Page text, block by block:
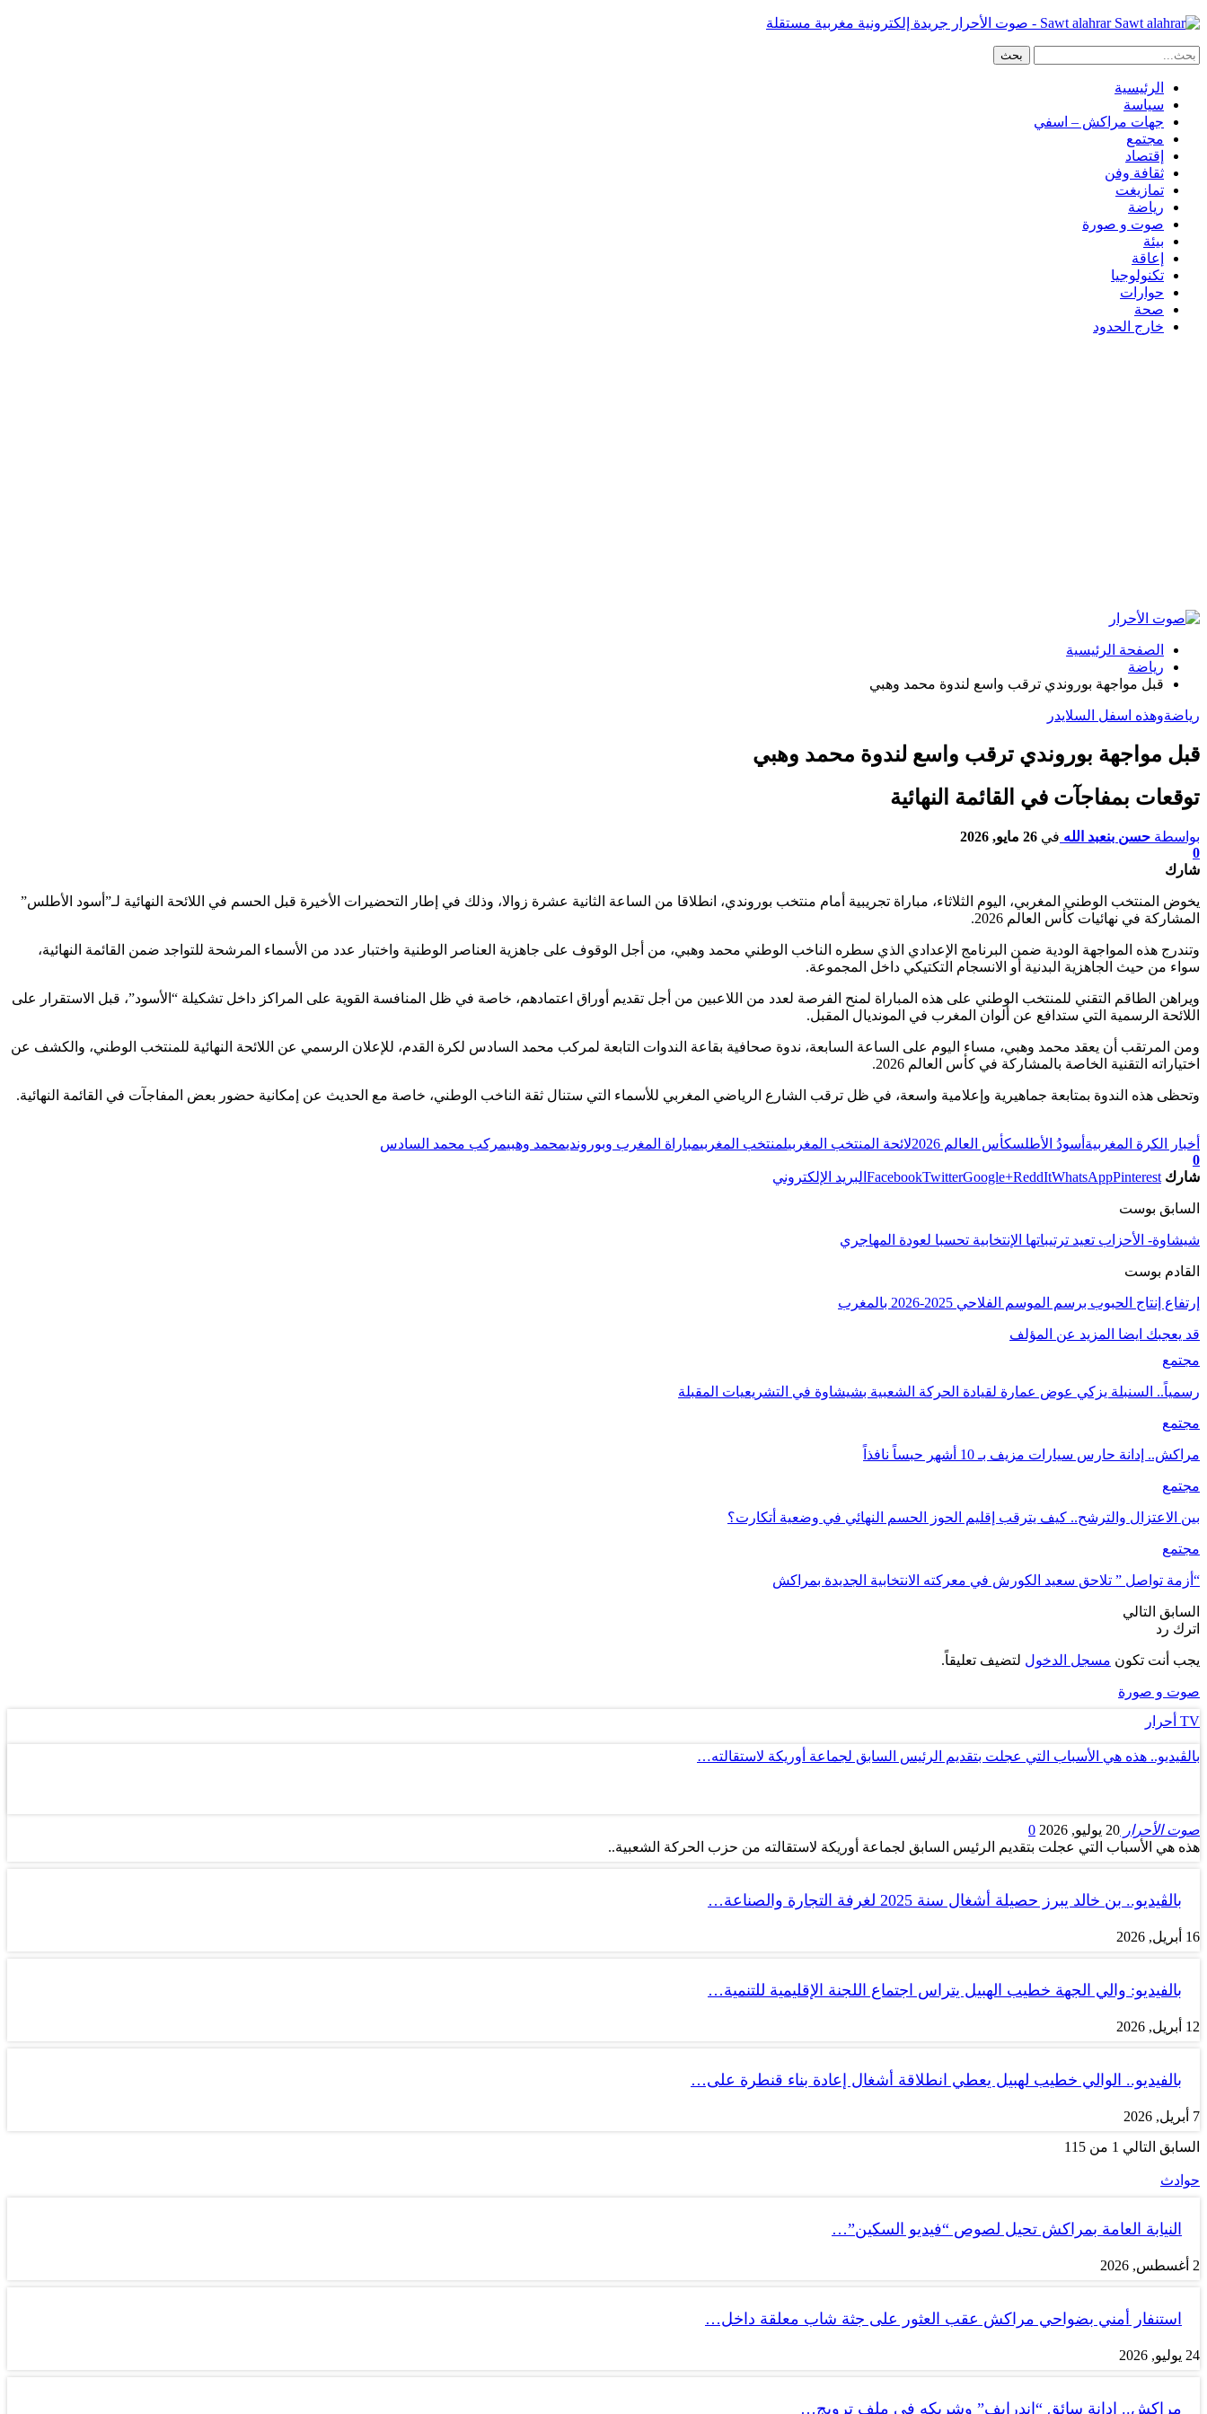
Sawt alahrar - صوت الأحرار جريدة إلكترونية مغربية مستقلة
الرئيسية
سياسة
جهات مراكش – اسفي
مجتمع
إقتصاد
ثقافة وفن
تمازيغت
رياضة
صوت و صورة
بيئة
إعاقة
تكنولوجيا
حوارات
صحة
خارج الحدود
الصفحة الرئيسية
رياضة
قبل مواجهة بوروندي ترقب واسع لندوة محمد وهبي
رياضةوهذه اسفل السلايدر
قبل مواجهة بوروندي ترقب واسع لندوة محمد وهبي
توقعات بمفاجآت في القائمة النهائية
بواسطة حسن بنعبد الله في 26 مايو, 2026
0
شارك
يخوض المنتخب الوطني المغربي، اليوم الثلاثاء، مباراة تجريبية أمام منتخب بوروندي، انطلاقا من الساعة الثانية عشرة زوالا، وذلك في إطار التحضيرات الأخيرة قبل الحسم في اللائحة النهائية لـ”أسود الأطلس”
المشاركة في نهائيات كأس العالم 2026.
وتندرج هذه المواجهة الودية ضمن البرنامج الإعدادي الذي سطره الناخب الوطني محمد وهبي، من أجل الوقوف على جاهزية العناصر الوطنية واختبار عدد من الأسماء المرشحة للتواجد ضمن القائمة النهائية،
سواء من حيث الجاهزية البدنية أو الانسجام التكتيكي داخل المجموعة.
ويراهن الطاقم التقني للمنتخب الوطني على هذه المباراة لمنح الفرصة لعدد من اللاعبين من أجل تقديم أوراق اعتمادهم، خاصة في ظل المنافسة القوية على المراكز داخل تشكيلة “الأسود”، قبل الاستقرار على
اللائحة الرسمية التي ستدافع عن ألوان المغرب في المونديال المقبل.
ومن المرتقب أن يعقد محمد وهبي، مساء اليوم على الساعة السابعة، ندوة صحافية بقاعة الندوات التابعة لمركب محمد السادس لكرة القدم، للإعلان الرسمي عن اللائحة النهائية للمنتخب الوطني، والكشف عن
اختياراته التقنية الخاصة بالمشاركة في كأس العالم 2026.
وتحظى هذه الندوة بمتابعة جماهيرية وإعلامية واسعة، في ظل ترقب الشارع الرياضي المغربي للأسماء التي ستنال ثقة الناخب الوطني، خاصة مع الحديث عن إمكانية حضور بعض المفاجآت في القائمة النهائية.
أخبار الكرة المغربية أسودُ الأطلسكأس العالم 2026 لائحة المنتخب المغربيلمنتخب المغربيمباراة المغرب وبورونديمحمد وهبيمركب محمد السادس
0
شارك
FacebookTwitterGoogle+ReddItWhatsAppPinterest البريد الإلكتروني
السابق بوست
شيشاوة- الأحزاب تعيد ترتيباتها الإنتخابية تحسبا لعودة المهاجري
القادم بوست
إرتفاع إنتاج الحبوب برسم الموسم الفلاحي 2025-2026 بالمغرب
قد يعجبك ايضا المزيد عن المؤلف
مجتمع
رسمياً.. السنبلة يزكي عوض عمارة لقيادة الحركة الشعبية بشيشاوة في التشريعيات المقبلة
مجتمع
مراكش.. إدانة حارس سيارات مزيف بـ 10 أشهر حبساً نافذاً
مجتمع
بين الاعتزال والترشح.. كيف يترقب إقليم الحوز الحسم النهائي في وضعية أتكارت؟
مجتمع
“أزمة تواصل ” تلاحق سعيد الكورش في معركته الانتخابية الجديدة بمراكش
السابق التالي
اترك رد
يجب أنت تكون مسجل الدخول لتضيف تعليقاً.
صوت و صورة
TV أحرار
بالڤيديو.. هذه هي الأسباب التي عجلت بتقديم الرئيس السابق لجماعة أوريكة لاستقالته…
صوت الأحرار 20 يوليو, 2026
0
هذه هي الأسباب التي عجلت بتقديم الرئيس السابق لجماعة أوريكة لاستقالته من حزب الحركة الشعبية..
بالڤيديو.. بن خالد يبرز حصيلة أشغال سنة 2025 لغرفة التجارة والصناعة…
16 أبريل, 2026
بالفيديو: والي الجهة خطيب الهبيل يتراس اجتماع اللجنة الإقليمية للتنمية…
12 أبريل, 2026
بالفيديو.. الوالي خطيب لهبيل يعطي انطلاقة أشغال إعادة بناء قنطرة على…
7 أبريل, 2026
السابق التالي 1 من 115
حوادث
النيابة العامة بمراكش تحيل لصوص “فيديو السكين”…
2 أغسطس, 2026
استنفار أمني بضواحي مراكش عقب العثور على جثة شاب معلقة داخل…
24 يوليو, 2026
مراكش.. إدانة سائق “إندرايف” وشريكه في ملف ترويج…